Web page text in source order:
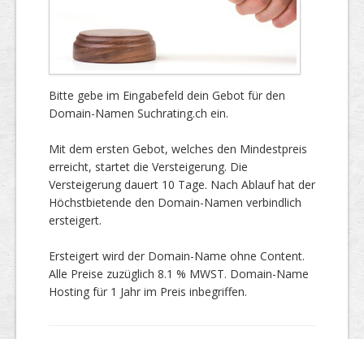
Bitte gebe im Eingabefeld dein Gebot für den
Domain-Namen Suchrating.ch ein.
Mit dem ersten Gebot, welches den Mindestpreis
erreicht, startet die Versteigerung. Die
Versteigerung dauert 10 Tage. Nach Ablauf hat der
Höchstbietende den Domain-Namen verbindlich
ersteigert.
Ersteigert wird der Domain-Name ohne Content.
Alle Preise zuzüglich 8.1 % MWST. Domain-Name
Hosting für 1 Jahr im Preis inbegriffen.